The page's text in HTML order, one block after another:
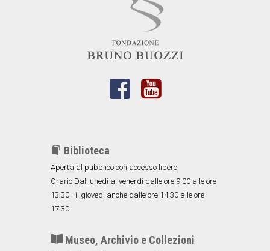
Biblioteca
Aperta al pubblico con accesso libero
Orario Dal lunedì al venerdì dalle ore 9:00 alle ore
13:30 - il giovedì anche dalle ore 14:30 alle ore
17:30
Museo, Archivio e Collezioni